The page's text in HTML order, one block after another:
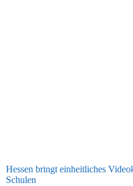
Hessen bringt einheitliches
Schulen